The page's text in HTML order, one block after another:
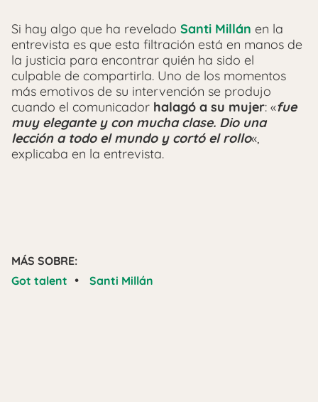
Si hay algo que ha revelado Santi Millán en la
entrevista es que esta filtración está en manos de
la justicia para encontrar quién ha sido el
culpable de compartirla. Uno de los momentos
más emotivos de su intervención se produjo
cuando el comunicador halagó a su mujer: «fue
muy elegante y con mucha clase. Dio una
lección a todo el mundo y cortó el rollo«,
explicaba en la entrevista.
MÁS SOBRE:
Got talent • Santi Millán